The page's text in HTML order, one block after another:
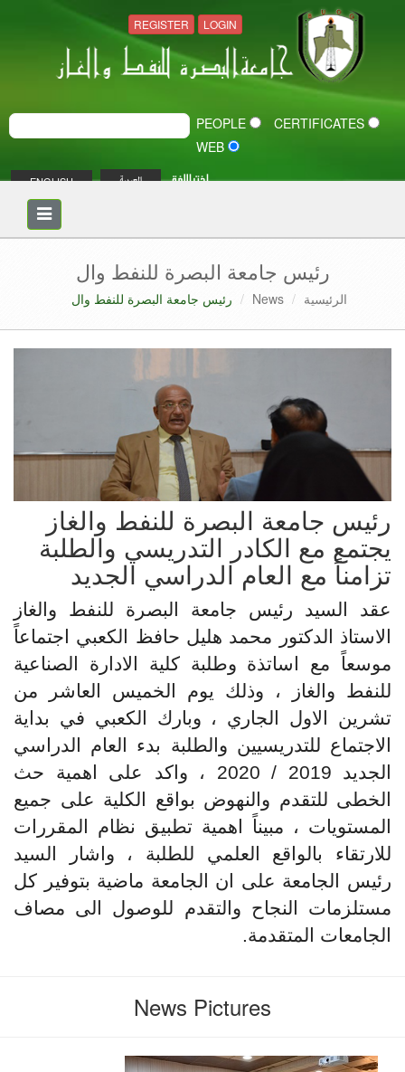
LOGIN
REGISTER
اختر اللغة العربية ENGLISH
Toggle
navigation
رئيس جامعة البصرة للنفط وال
الرئيسية News رئيس جامعة البصرة للنفط وال
رئيس جامعة البصرة للنفط والغاز
يجتمع مع الكادر التدريسي والطلبة
تزامناً مع العام الدراسي الجديد
عقد السيد رئيس جامعة البصرة للنفط والغاز
الاستاذ الدكتور محمد هليل حافظ الكعبي اجتماعاً
موسعاً مع اساتذة وطلبة كلية الادارة الصناعية
للنفط والغاز ، وذلك يوم الخميس العاشر من
تشرين الاول الجاري ، وبارك الكعبي في بداية
الاجتماع للتدريسيين والطلبة بدء العام الدراسي
الجديد 2019 / 2020 ، واكد على اهمية حث
الخطى للتقدم والنهوض بواقع الكلية على جميع
المستويات ، مبيناً اهمية تطبيق نظام المقررات
للارتقاء بالواقع العلمي للطلبة ، واشار السيد
رئيس الجامعة على ان الجامعة ماضية بتوفير كل
مستلزمات النجاح والتقدم للوصول الى مصاف
الجامعات المتقدمة.
News Pictures